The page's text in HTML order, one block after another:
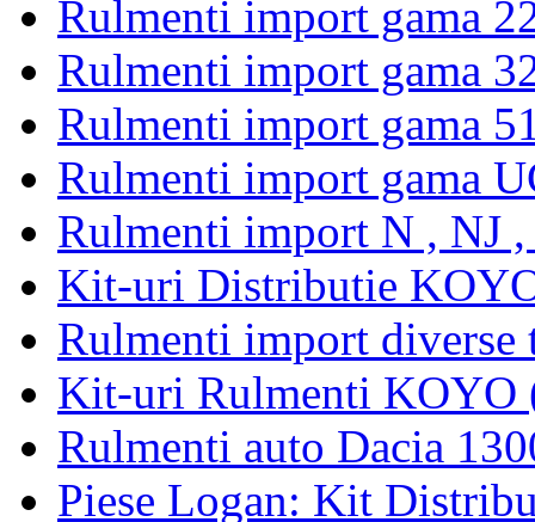
Rulmenti import gama
Rulmenti import gama
Rulmenti import gama
Rulmenti import gama
Rulmenti import N , NJ
Kit-uri Distributie
Rulmenti import
Kit-uri Rulmenti KOYO
Rulmenti auto Dacia
Piese Logan: Kit